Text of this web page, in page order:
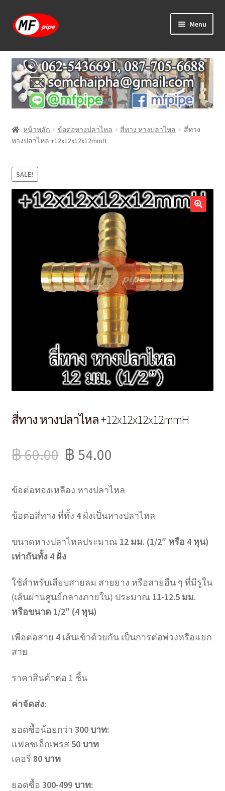
Skip
to
Skip
to
Menu
หน้าแรก
ร้านค้า
วิธีการเดินท่อ PAP
บทความ
แจ้งชำระเงิน
ติดต่อเรา
หน้าหลัก ข้อต่อหางปลาไหล สี่ทาง หางปลาไหล
สี่ทาง
หางปลาไหล +12x12x12x12mmH
SALE!
สี่ทาง หางปลาไหล +12x12x12x12mmH
฿60.00 ฿ 54.00
ข้อต่อทองเหลือง หางปลาไหล
ข้อต่อสี่ทาง ที่ทั้ง 4 ฝั่งเป็นหางปลาไหล
ขนาดหางปลาไหลประมาณ 12 มม. (1/2″ หรือ 4 หุน)
เท่ากันทั้ง 4 ฝั่ง
ใช้สำหรับเสียบสายลม สายยาง หรือสายอื่น ๆ ที่มีรูใน
(เส้นผ่านศูนย์กลางภายใน) ประมาณ 11-12.5 มม.
หรือขนาด 1/2″ (4 หุน)
เพื่อต่อสาย 4เส้นเข้าด้วยกัน เป็นการต่อพ่วงหรือแยก
สาย
ราคาสินค้าต่อ 1 ชิ้น
ค่าจัดส่ง:
ยอดซื้อน้อยกว่า 300 บาท:
แฟลชเอ็กเพรส 50 บาท
เคอรี่ 80 บาท
ยอดซื้อ 300-499 บาท: